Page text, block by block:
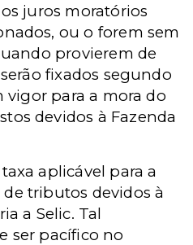
juros moratórios
ou o forem sem
provierem de
fixados segundo
vigor para a mora do
devidos à Fazenda
aplicável para a
tributos devidos à
a Selic. Tal
ser pacífico no